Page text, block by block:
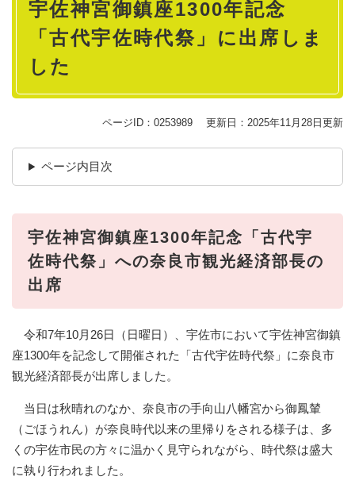
宇佐神宮御鎮座1300年記念
「古代宇佐時代祭」に出席しま
した
ページID：0253989 更新日：2025年11月28日更新
ページ内目次
宇佐神宮御鎮座1300年記念「古代宇
佐時代祭」への奈良市観光経済部長の
出席​
令和7年10月26日（日曜日）、宇佐市において宇佐神宮御鎮
座1300年を記念して開催された「古代宇佐時代祭」に奈良市
観光経済部長が出席しました。
当日は秋晴れのなか、奈良市の手向山八幡宮から御鳳輦
（ごほうれん）が奈良時代以来の里帰りをされる様子は、多
くの宇佐市民の方々に温かく見守られながら、時代祭は盛大
に執り行われました。